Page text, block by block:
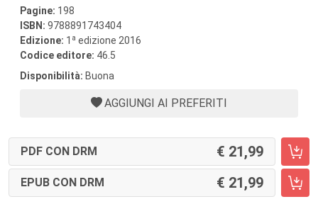
Pagine: 198
ISBN: 9788891743404
Edizione: 1 a edizione 2016
Codice editore: 46.5
Disponibilità: Buona
AGGIUNGI AI PREFERITI
PDF CON DRM 21,99
EPUB CON DRM 21,99